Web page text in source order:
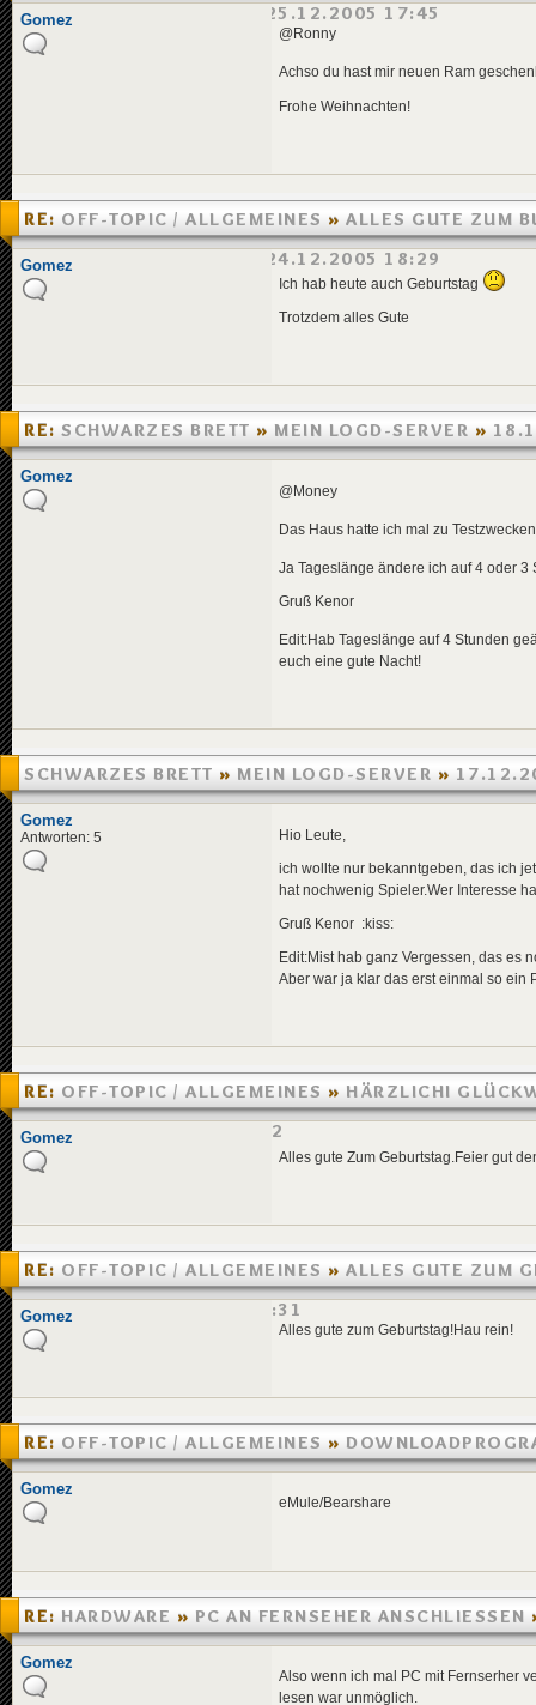
HEINDUBTY/MICHAELB
25.12.2005 17:45
Gomez
@Ronny
Achso du hast mir neuen Ram
Frohe Weihnachten!
RE: OFF-TOPIC / ALLGEMEINES » ALLES GUTE ZUM
HEINDUBTY/MICHAELB
24.12.2005 18:29
Gomez
Ich hab heute auch Geburtstag
Trotzdem alles Gute
RE: SCHWARZES BRETT » MEIN LOGD-SERVER »
Gomez
@Money
Das Haus hatte ich mal zu
Ja Tageslänge ändere ich auf 4 oder
Gruß Kenor
Edit:Hab Tageslänge auf 4 Stunden
euch eine gute Nacht!
SCHWARZES BRETT » MEIN LOGD-SERVER »
Gomez
Antworten: 5 Hio Leute,
ich wollte nur bekanntgeben, das ich
hat nochwenig Spieler.Wer Interesse
Gruß Kenor :kiss:
Edit:Mist hab ganz Vergessen, das es
Aber war ja klar das erst einmal so ein
RE: OFF-TOPIC / ALLGEMEINES » HÄRZLICHI
KOKSI
16.11.2005 17:32
Gomez
Alles gute Zum Geburtstag.Feier gut
RE: OFF-TOPIC / ALLGEMEINES » ALLES GUTE ZUM
AMEISE!
13.10.2005 21:31
Gomez
Alles gute zum Geburtstag!Hau rein!
RE: OFF-TOPIC / ALLGEMEINES »
»12.10.2005 15:36
Gomez
eMule/Bearshare
RE: HARDWARE » PC AN FERNSEHER ANSCHLIESSEN
10:11
Gomez
Also wenn ich mal PC mit Fernserher
lesen war unmöglich.